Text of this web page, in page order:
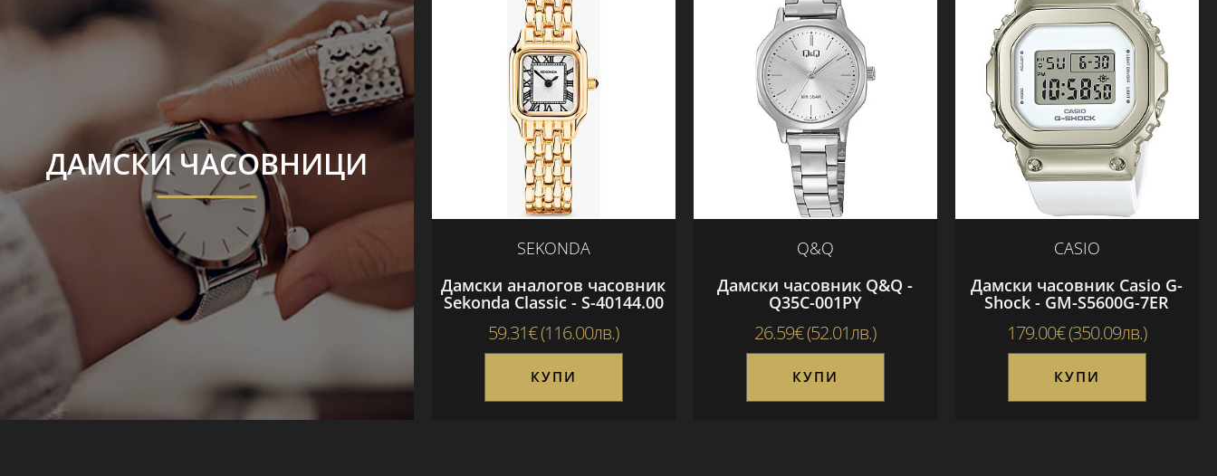
ДАМСКИ ЧАСОВНИЦИ
SEKONDA
Дамски аналогов часовник
Sekonda Classic - S-40144.00
59.31€ (116.00лв.)
КУПИ
Q&Q
Дамски часовник Q&Q -
Q35C-001PY
26.59€ (52.01лв.)
КУПИ
CASIO
Дамски часовник Casio G-
Shock - GM-S5600G-7ER
179.00€ (350.09лв.)
КУПИ